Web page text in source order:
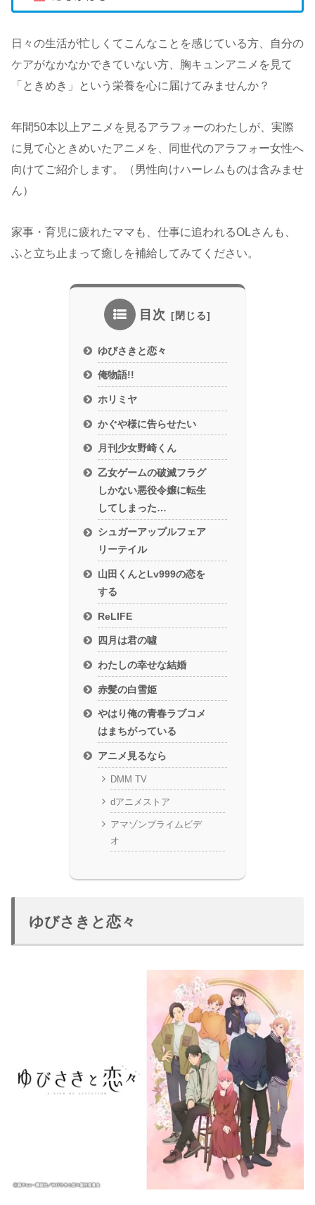
日々の生活が忙しくてこんなことを感じている方、自分の
ケアがなかなかできていない方、胸キュンアニメを見て
「ときめき」という栄養を心に届けてみませんか？
年間50本以上アニメを見るアラフォーのわたしが、実際
に見て心ときめいたアニメを、同世代のアラフォー女性へ
向けてご紹介します。（男性向けハーレムものは含みませ
ん）
家事・育児に疲れたママも、仕事に追われるOLさんも、
ふと立ち止まって癒しを補給してみてください。
目次
ゆびさきと恋々
俺物語!!
ホリミヤ
かぐや様に告らせたい
月刊少女野崎くん
乙女ゲームの破滅フラグ
しかない悪役令嬢に転生
してしまった…
シュガーアップルフェア
リーテイル
山田くんとLv999の恋を
する
ReLIFE
四月は君の噓
わたしの幸せな結婚
赤髪の白雪姫
やはり俺の青春ラブコメ
はまちがっている
アニメ見るなら
DMM TV
dアニメストア
アマゾンプライムビデ
オ
ゆびさきと恋々